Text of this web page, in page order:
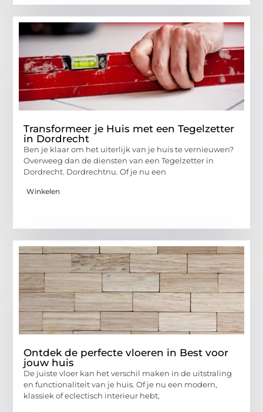
Transformeer je Huis met een Tegelzetter
in Dordrecht
Ben je klaar om het uiterlijk van je huis te vernieuwen?
Overweeg dan de diensten van een Tegelzetter in
Dordrecht. Dordrechtnu. Of je nu een
Winkelen
Ontdek de perfecte vloeren in Best voor
jouw huis
De juiste vloer kan het verschil maken in de uitstraling
en functionaliteit van je huis. Of je nu een modern,
klassiek of eclectisch interieur hebt,